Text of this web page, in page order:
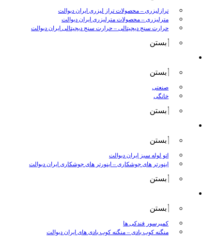
ترازلیزری – محصولات تراز لیزری ایران دیوالت
مترلیزری – محصولات مترلیزری ایران دیوالت
حرارت سنج دیجیتالی – حرارت سنج دیجیتالی ایران دیوالت
بستن
بستن
صنعتی
خانگی
بستن
بستن
اتو لوله سبز ایران دیوالت
اینورتر های جوشکاری – اینورتر های جوشکاری ایران دیوالت
بستن
بستن
کمپرسور فندکی ها
منگنه کوب بادی – منگنه کوب بادی های ایران دیوالت